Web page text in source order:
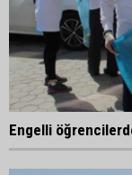
Engelli